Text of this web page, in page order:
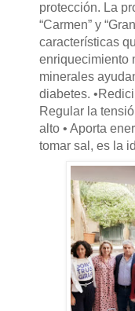
protección. La
“Carmen” y
características
enriquecimiento
minerales
diabetes.
Regular la
alto • Aporta
tomar sal, es la